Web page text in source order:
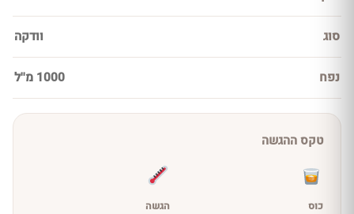
סוג וודקה
נפח 1000 מ''ל
טקס ההגשה
כוס הגשה